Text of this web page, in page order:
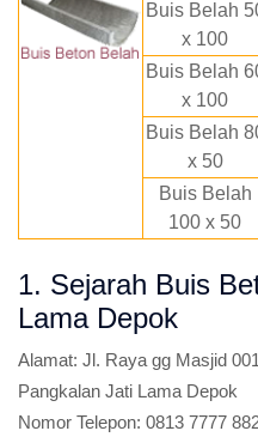
Buis Belah
x 100
Buis Belah
x 100
Buis Belah
x 50
Buis Belah
100 x 50
1. Sejarah Buis
Lama Depok
Alamat: Jl. Raya gg Masjid
Pangkalan Jati Lama Depok
Nomor Telepon: 0813 7777